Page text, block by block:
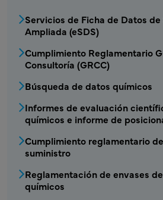
CSRA - Menú de servicio
Servicios de Ficha de Datos
Ampliada (eSDS)
Cumplimiento Reglamentario
Consultoría (GRCC)
Búsqueda de datos químicos
Informes de evaluación
químicos e informe de
Cumplimiento reglamentario
suministro
Reglamentación de envases
químicos